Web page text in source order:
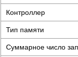
Контроллер
Тип памяти
Суммарное число